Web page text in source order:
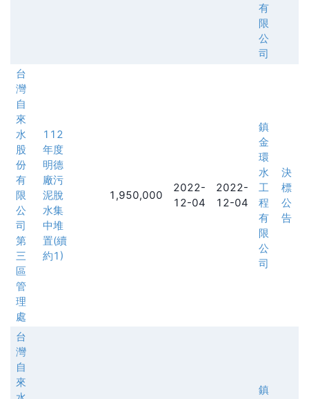
有
限
公
司
台
灣
自
來
水
股
份
有
限
公
司
第
三
區
管
理
處
112
年度
明德
廠污
泥脫
水集
中堆
置(續
約1)
1,950,000
2022-
12-04
2022-
12-04
鎮
金
環
水
工
程
有
限
公
司
決
標
公
告
台
灣
自
來
鎮